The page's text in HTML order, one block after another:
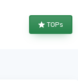
TOPs